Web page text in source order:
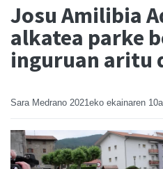
Josu Amilibia
alkatea parke
inguruan aritu
Sara Medrano 2021eko ekainaren 10a